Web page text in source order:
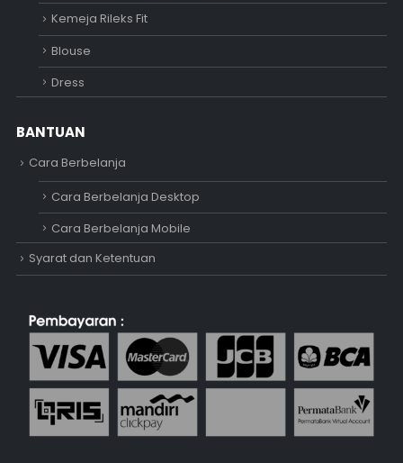
Kemeja Rileks Fit
Blouse
Dress
BANTUAN
Cara Berbelanja
Cara Berbelanja Desktop
Cara Berbelanja Mobile
Syarat dan Ketentuan